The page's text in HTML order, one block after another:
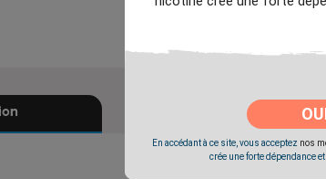
En accédant à ce site, vous acceptez nos
crée une forte dépendance